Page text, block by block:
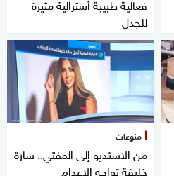
فعالية طبيبة أسترالية مثيرة
للجدل
منوعات
من الاستديو إلى المفتي.. سارة
خليفة تواجه الإعدام